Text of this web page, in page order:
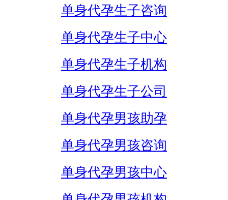
单身代孕生子咨询
单身代孕生子中心
单身代孕生子机构
单身代孕生子公司
单身代孕男孩助孕
单身代孕男孩咨询
单身代孕男孩中心